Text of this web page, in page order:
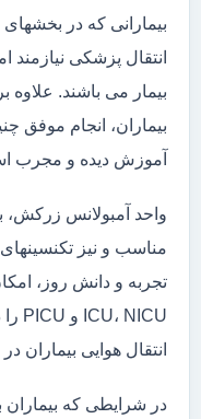
بیمارانی که در
انتقال پزشکی
بیمار می باشند. علاوه
بیماران، انجام موفق
آموزش دیده و مجرب
واحد آمبولانس زرکش،
مناسب و نیز
ICU، NICU و PICU را دارد.
انتقال هوایی بیماران
در شرایطی که